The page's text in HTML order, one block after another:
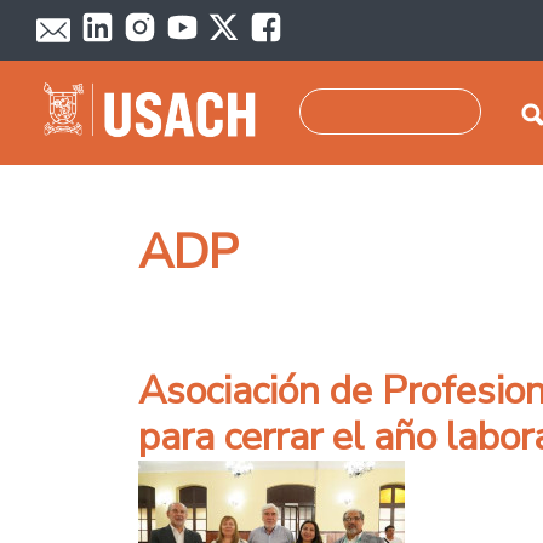
Pasar al contenido principal
ADP
Asociación de
para cerrar el año